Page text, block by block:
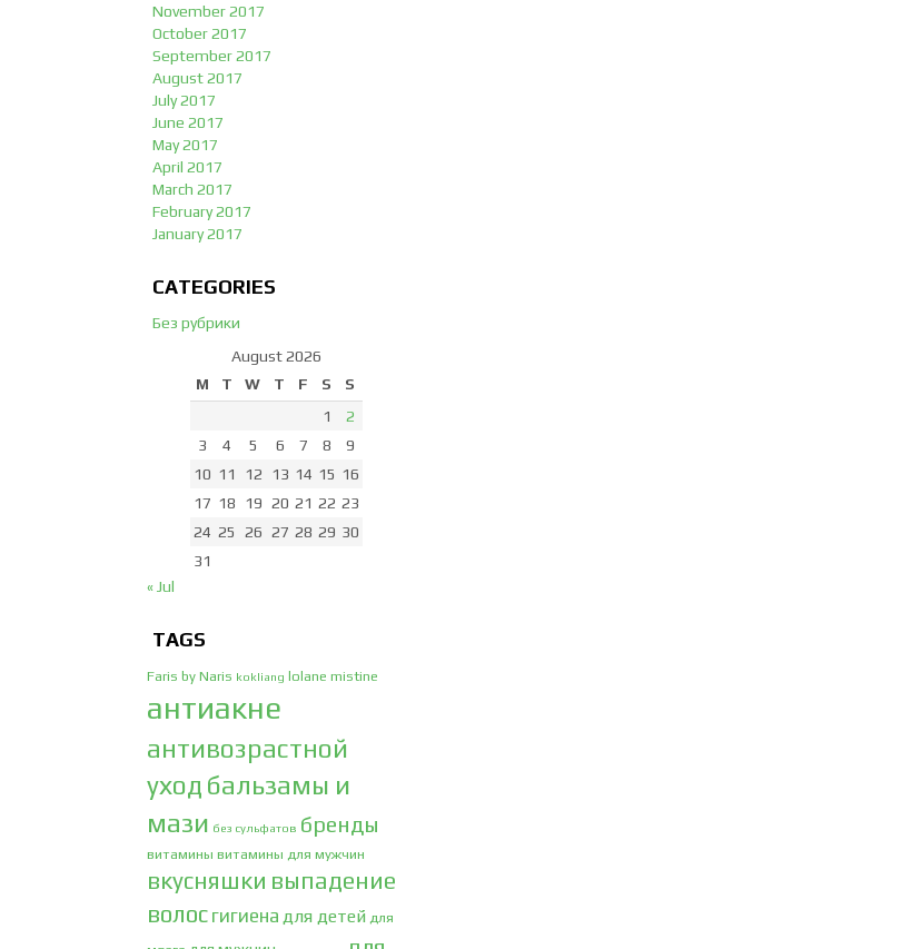
November 2017
October 2017
September 2017
August 2017
July 2017
June 2017
May 2017
April 2017
March 2017
February 2017
January 2017
CATEGORIES
Без рубрики
August 2026
M
T W T F S
S
1
2
3
4 5 6 7 8
9
10 11 12 13 14 15 16
17 18 19 20 21 22 23
24 25 26 27 28 29 30
31
« Jul
TAGS
Faris by Naris kokliang lolane mistine
антиакне
антивозрастной
уход бальзамы и
мази без сульфатов бренды
витамины витамины для мужчин
вкусняшки выпадение
волос гигиена для детей для